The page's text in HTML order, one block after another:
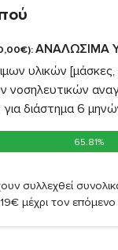
ΑΝΑΛΩΣΙΜΑ
υλικών [μάσκες,
νοσηλευτικών
διάστημα 6
65.81%
65.81%
συλλεχθεί
μέχρι τον